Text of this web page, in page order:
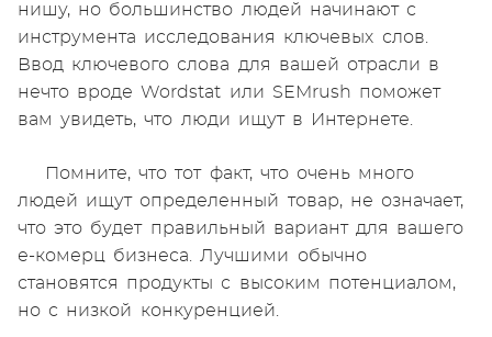
нишу, но большинство людей начинают с
инструмента исследования ключевых слов.
Ввод ключевого слова для вашей отрасли в
нечто вроде Wordstat или SEMrush поможет
вам увидеть, что люди ищут в Интернете.
Помните, что тот факт, что очень много
людей ищут определенный товар, не означает,
что это будет правильный вариант для вашего
е-комерц бизнеса. Лучшими обычно
становятся продукты с высоким потенциалом,
но с низкой конкуренцией.